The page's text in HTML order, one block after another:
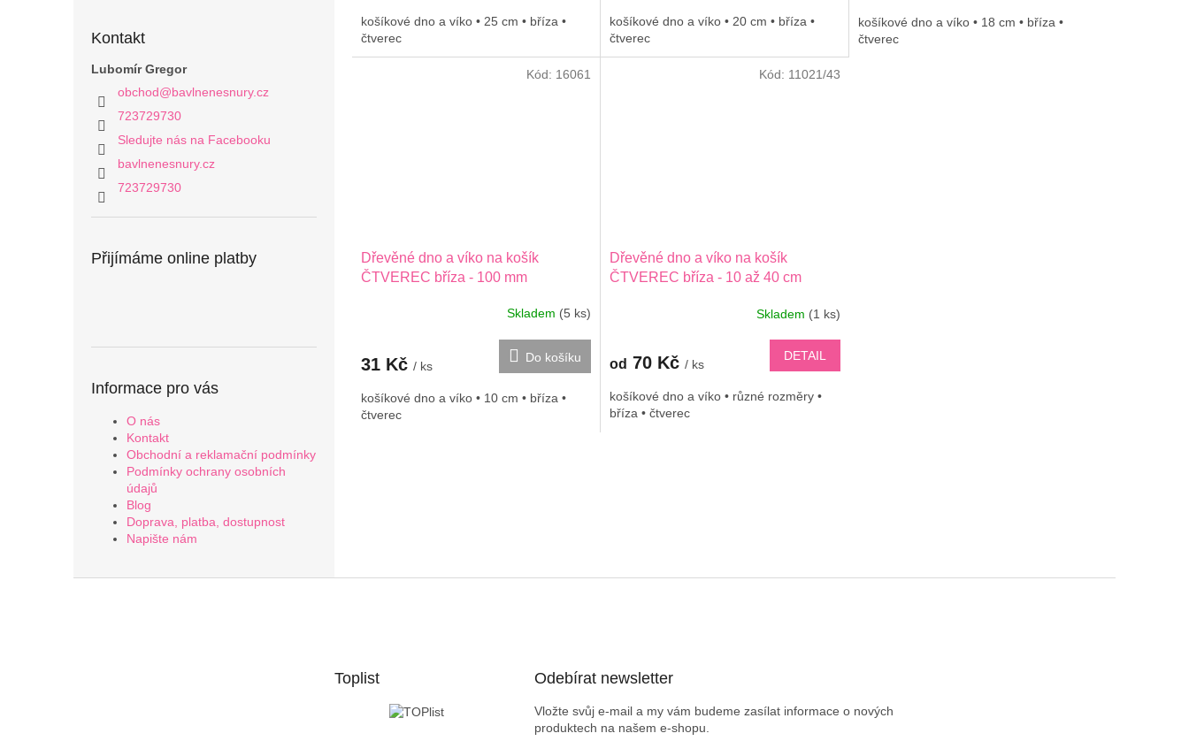
Kontakt
Lubomír Gregor
obchod@bavlnenesnury.cz
723729730
Sledujte nás na Facebooku
bavlnenesnury.cz
723729730
Přijímáme online platby
Informace pro vás
O nás
Kontakt
Obchodní a reklamační podmínky
Podmínky ochrany osobních
údajů
Blog
Doprava, platba, dostupnost
Napište nám
košíkové dno a víko • 25 cm • bříza •
čtverec
košíkové dno a víko • 20 cm • bříza •
čtverec
košíkové dno a víko • 18 cm • bříza •
čtverec
Dřevěné dno a víko na košík
ČTVEREC bříza - 100 mm
Skladem (5 ks)
31 Kč / ks
Do košíku
košíkové dno a víko • 10 cm • bříza •
čtverec
Kód: 16061
Dřevěné dno a víko na košík
ČTVEREC bříza - 10 až 40 cm
Skladem (1 ks)
od 70 Kč / ks
DETAIL
košíkové dno a víko • různé rozměry •
bříza • čtverec
Kód: 11021/43
í
p
Toplist Odebírat newsletter
Vložte svůj e-mail a my vám budeme zasílat informace o nových
produktech na našem e-shopu.